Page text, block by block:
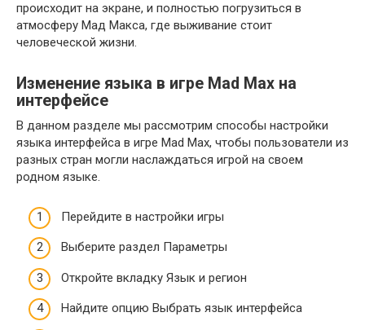
происходит на экране, и полностью погрузиться в
атмосферу Мад Макса, где выживание стоит
человеческой жизни.
Изменение языка в игре Mad Max на
интерфейсе
В данном разделе мы рассмотрим способы настройки
языка интерфейса в игре Mad Max, чтобы пользователи из
разных стран могли наслаждаться игрой на своем
родном языке.
Перейдите в настройки игры
Выберите раздел Параметры
Откройте вкладку Язык и регион
Найдите опцию Выбрать язык интерфейса